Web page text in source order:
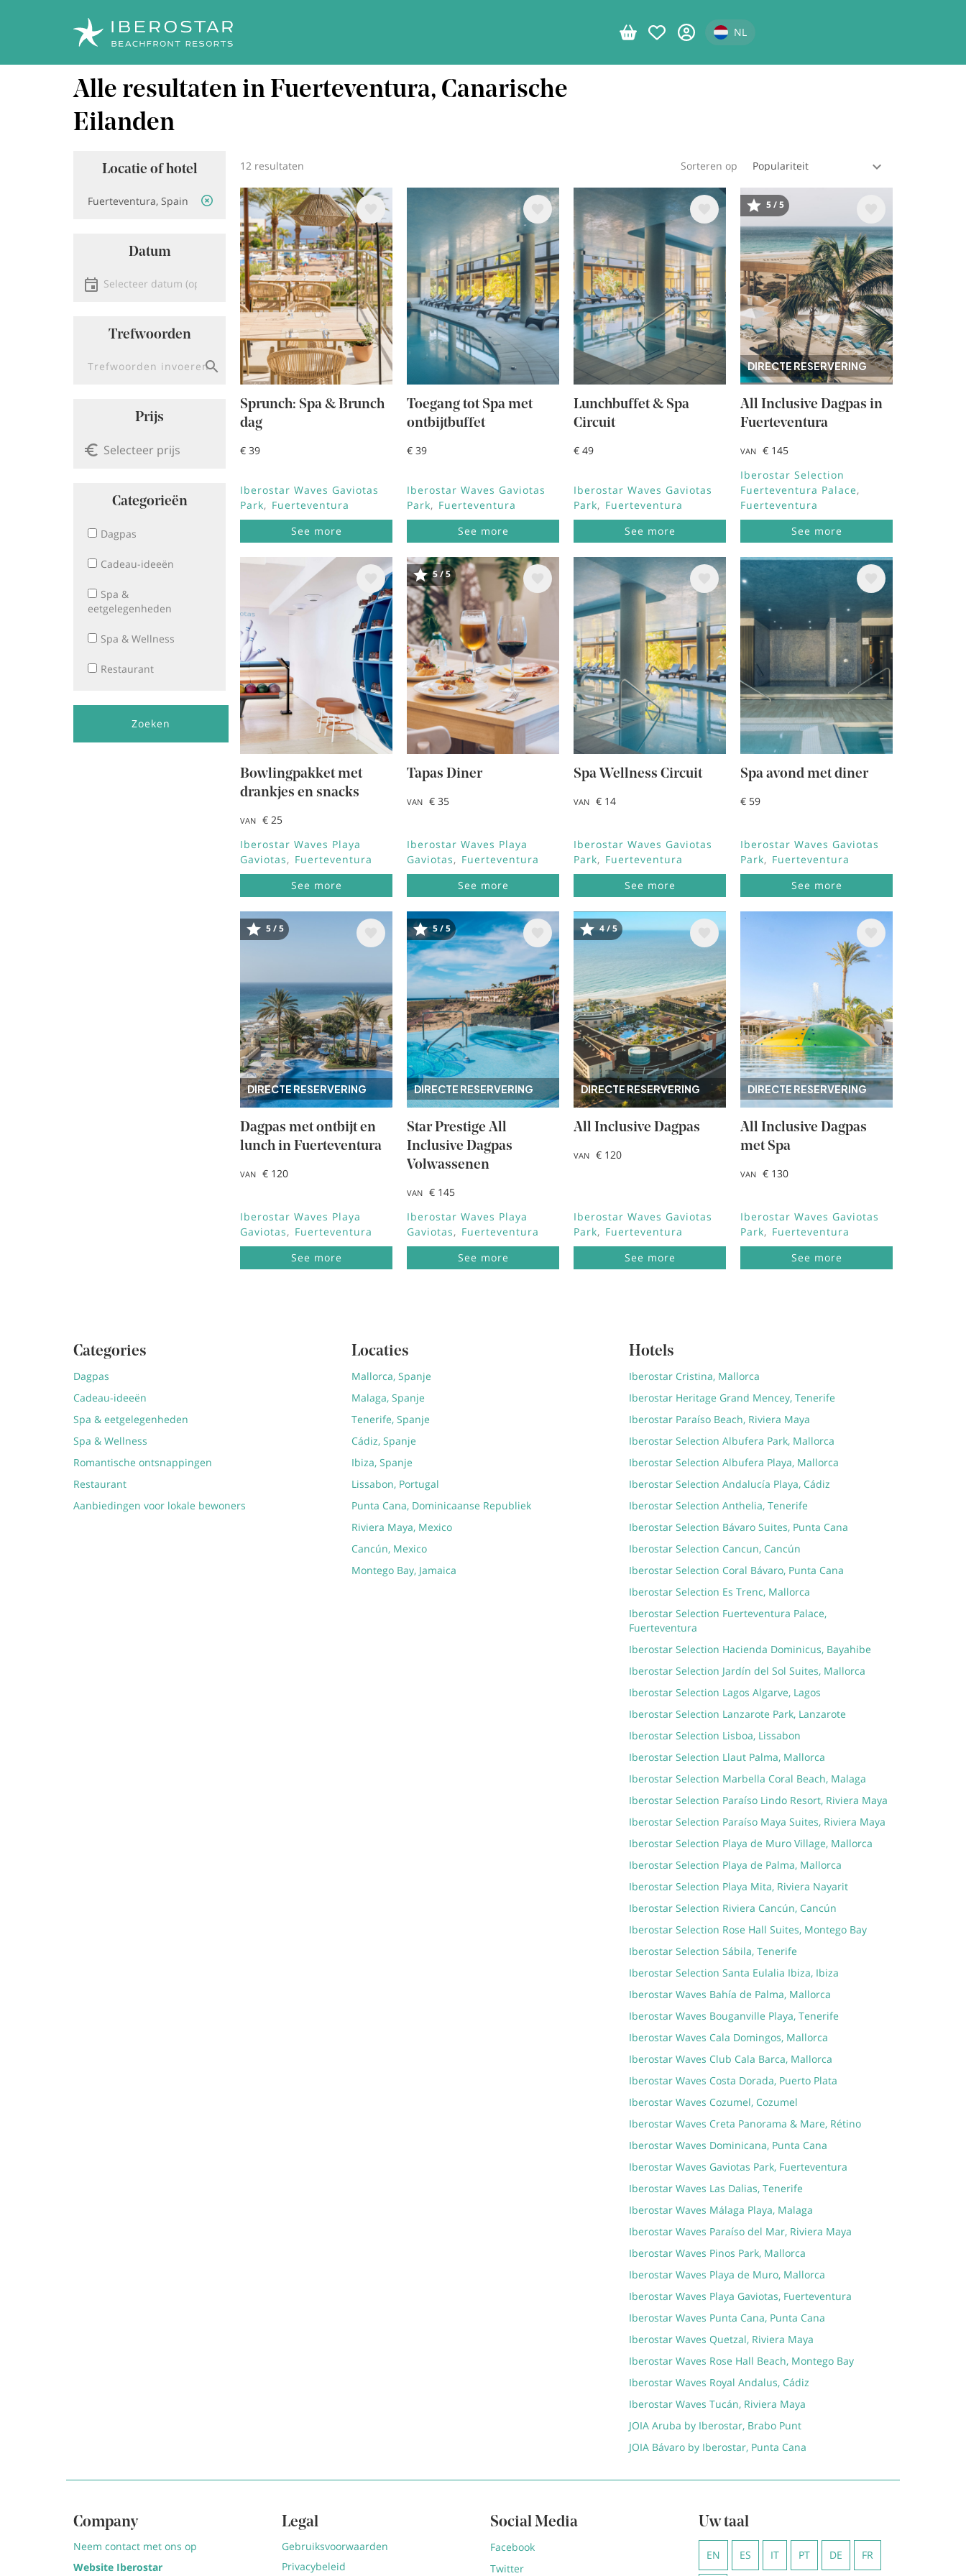
Select your language
NL
Alle resultaten in Fuerteventura, Canarische
Eilanden
Locatie of hotel
Datum
Selecteer een datum
Trefwoorden
Prijs
Categorieën
Dagpas
Cadeau-ideeën
Spa &
eetgelegenheden
Spa & Wellness
Restaurant
Zoeken
Sorteren op
12 resultaten
Afbeelding
Sprunch: Spa & Brunch
dag
€ 39
Iberostar Waves Gaviotas
Park
Fuerteventura
See more
Afbeelding
Toegang tot Spa met
ontbijtbuffet
€ 39
Iberostar Waves Gaviotas
Park
Fuerteventura
See more
Afbeelding
Lunchbuffet & Spa
Circuit
€ 49
Iberostar Waves Gaviotas
Park
Fuerteventura
See more
DIRECTE RESERVERING
Afbeelding
5 / 5
All Inclusive Dagpas in
Fuerteventura
VAN
€ 145
Iberostar Selection
Fuerteventura Palace
Fuerteventura
See more
Afbeelding
Bowlingpakket met
drankjes en snacks
VAN
€ 25
Iberostar Waves Playa
Gaviotas
Fuerteventura
See more
Afbeelding
5 / 5
Tapas Diner
VAN € 35
Iberostar Waves Playa
Gaviotas
Fuerteventura
See more
Afbeelding
Spa Wellness Circuit
VAN € 14
Iberostar Waves Gaviotas
Park
Fuerteventura
See more
Afbeelding
Spa avond met diner
€ 59
Iberostar Waves Gaviotas
Park
Fuerteventura
See more
DIRECTE RESERVERING
Afbeelding
5 / 5
Dagpas met ontbijt en
lunch in Fuerteventura
VAN € 120
Iberostar Waves Playa
Gaviotas
Fuerteventura
See more
DIRECTE RESERVERING
Afbeelding
5 / 5
Star Prestige All
Inclusive Dagpas
Volwassenen
VAN
€ 145
Iberostar Waves Playa
Gaviotas
Fuerteventura
See more
DIRECTE RESERVERING
Afbeelding
4 / 5
All Inclusive Dagpas
VAN € 120
Iberostar Waves Gaviotas
Park
Fuerteventura
See more
DIRECTE RESERVERING
All Inclusive Dagpas
met Spa
VAN € 130
Iberostar Waves Gaviotas
Park
Fuerteventura
See more
Categories
Dagpas
Cadeau-ideeën
Spa & eetgelegenheden
Spa & Wellness
Romantische ontsnappingen
Restaurant
Aanbiedingen voor lokale bewoners
Locaties
Mallorca, Spanje
Malaga, Spanje
Tenerife, Spanje
Cádiz, Spanje
Ibiza, Spanje
Lissabon, Portugal
Punta Cana, Dominicaanse Republiek
Riviera Maya, Mexico
Cancún, Mexico
Montego Bay, Jamaica
Hotels
Iberostar Cristina, Mallorca
Iberostar Heritage Grand Mencey, Tenerife
Iberostar Paraíso Beach, Riviera Maya
Iberostar Selection Albufera Park, Mallorca
Iberostar Selection Albufera Playa, Mallorca
Iberostar Selection Andalucía Playa, Cádiz
Iberostar Selection Anthelia, Tenerife
Iberostar Selection Bávaro Suites, Punta Cana
Iberostar Selection Cancun, Cancún
Iberostar Selection Coral Bávaro, Punta Cana
Iberostar Selection Es Trenc, Mallorca
Iberostar Selection Fuerteventura Palace,
Fuerteventura
Iberostar Selection Hacienda Dominicus, Bayahibe
Iberostar Selection Jardín del Sol Suites, Mallorca
Iberostar Selection Lagos Algarve, Lagos
Iberostar Selection Lanzarote Park, Lanzarote
Iberostar Selection Lisboa, Lissabon
Iberostar Selection Llaut Palma, Mallorca
Iberostar Selection Marbella Coral Beach, Malaga
Iberostar Selection Paraíso Lindo Resort, Riviera Maya
Iberostar Selection Paraíso Maya Suites, Riviera Maya
Iberostar Selection Playa de Muro Village, Mallorca
Iberostar Selection Playa de Palma, Mallorca
Iberostar Selection Playa Mita, Riviera Nayarit
Iberostar Selection Riviera Cancún, Cancún
Iberostar Selection Rose Hall Suites, Montego Bay
Iberostar Selection Sábila, Tenerife
Iberostar Selection Santa Eulalia Ibiza, Ibiza
Iberostar Waves Bahía de Palma, Mallorca
Iberostar Waves Bouganville Playa, Tenerife
Iberostar Waves Cala Domingos, Mallorca
Iberostar Waves Club Cala Barca, Mallorca
Iberostar Waves Costa Dorada, Puerto Plata
Iberostar Waves Cozumel, Cozumel
Iberostar Waves Creta Panorama & Mare, Rétino
Iberostar Waves Dominicana, Punta Cana
Iberostar Waves Gaviotas Park, Fuerteventura
Iberostar Waves Las Dalias, Tenerife
Iberostar Waves Málaga Playa, Malaga
Iberostar Waves Paraíso del Mar, Riviera Maya
Iberostar Waves Pinos Park, Mallorca
Iberostar Waves Playa de Muro, Mallorca
Iberostar Waves Playa Gaviotas, Fuerteventura
Iberostar Waves Punta Cana, Punta Cana
Iberostar Waves Quetzal, Riviera Maya
Iberostar Waves Rose Hall Beach, Montego Bay
Iberostar Waves Royal Andalus, Cádiz
Iberostar Waves Tucán, Riviera Maya
JOIA Aruba by Iberostar, Brabo Punt
JOIA Bávaro by Iberostar, Punta Cana
Company
Neem contact met ons op
Website Iberostar
Legal
Gebruiksvoorwaarden
Privacybeleid
Social Media
Facebook
Twitter
Uw taal
EN ES IT PT DE FR